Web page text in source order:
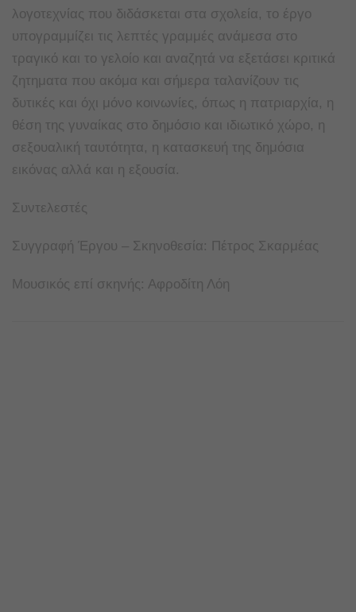
λογοτεχνίας που διδάσκεται στα σχολεία, το έργο
υπογραμμίζει τις λεπτές γραμμές ανάμεσα στο
τραγικό και το γελοίο και αναζητά να εξετάσει κριτικά
ζητηματα που ακόμα και σήμερα ταλανίζουν τις
δυτικές και όχι μόνο κοινωνίες, όπως η πατριαρχία, η
θέση της γυναίκας στο δημόσιο και ιδιωτικό χώρο, η
σεξουαλική ταυτότητα, η κατασκευή της δημόσια
εικόνας αλλά και η εξουσία.
Συντελεστές
Συγγραφή Έργου – Σκηνοθεσία: Πέτρος Σκαρμέας
Μουσικός επί σκηνής: Αφροδίτη Λόη